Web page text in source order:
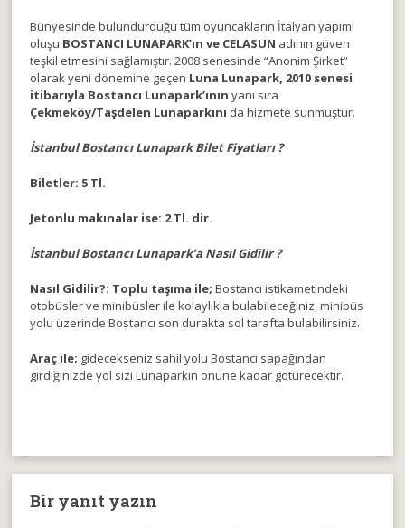
Bünyesinde bulundurduğu tüm oyuncakların İtalyan yapımı
oluşu BOSTANCI LUNAPARK’ın ve CELASUN adının güven
teşkil etmesini sağlamıştır. 2008 senesinde “Anonim Şirket”
olarak yeni dönemine geçen Luna Lunapark, 2010 senesi
itibarıyla Bostancı Lunapark’ının yanı sıra
Çekmeköy/Taşdelen Lunaparkını da hizmete sunmuştur.
İstanbul Bostancı Lunapark Bilet Fiyatları ?
Biletler: 5 Tl.
Jetonlu makınalar ise: 2 Tl. dir.
İstanbul Bostancı Lunapark’a Nasıl Gidilir ?
Nasıl Gidilir?: Toplu taşıma ile; Bostancı istikametindeki
otobüsler ve minibüsler ile kolaylıkla bulabileceğiniz, minibüs
yolu üzerinde Bostancı son durakta sol tarafta bulabilirsiniz.
Araç ile; gidecekseniz sahil yolu Bostancı sapağından
girdiğinizde yol sizi Lunaparkın önüne kadar götürecektir.
Bir yanıt yazın